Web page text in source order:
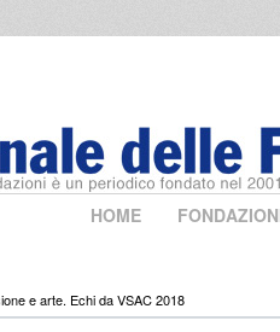
HOME
e arte. Echi da VSAC 2018